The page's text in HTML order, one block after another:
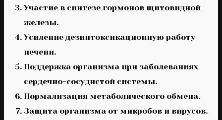
Участие в синтезе гормонов щитовидной
железы.
Усиление дезинтоксикационную работу
печени.
Поддержка организма при заболеваниях
сердечно-сосудистой системы.
Нормализация метаболического обмена.
Защита организма от микробов и вирусов.